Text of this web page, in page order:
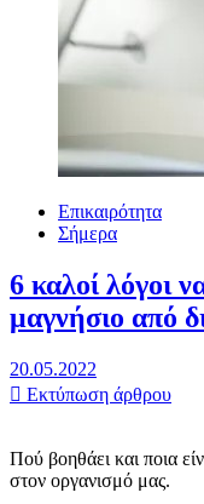
Επικαιρότητα
Σήμερα
6 καλοί λόγοι
μαγνήσιο από
20.05.2022
Εκτύπωση άρθρου
Πού βοηθάει και ποια
στον οργανισμό μας.